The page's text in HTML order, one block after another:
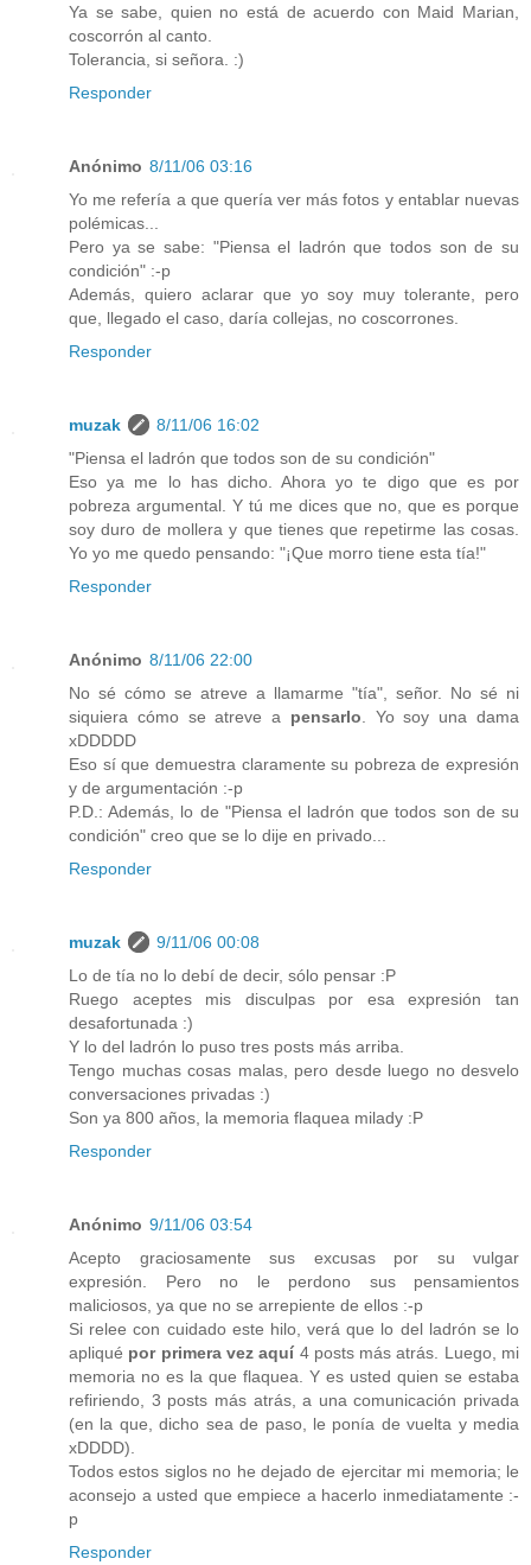
Ya se sabe, quien no está de acuerdo con Maid Marian,
coscorrón al canto.
Tolerancia, si señora. :)
Responder
Anónimo 8/11/06 03:16
Yo me refería a que quería ver más fotos y entablar nuevas
polémicas...
Pero ya se sabe: "Piensa el ladrón que todos son de su
condición" :-p
Además, quiero aclarar que yo soy muy tolerante, pero
que, llegado el caso, daría collejas, no coscorrones.
Responder
muzak
8/11/06 16:02
"Piensa el ladrón que todos son de su condición"
Eso ya me lo has dicho. Ahora yo te digo que es por
pobreza argumental. Y tú me dices que no, que es porque
soy duro de mollera y que tienes que repetirme las cosas.
Yo yo me quedo pensando: "¡Que morro tiene esta tía!"
Responder
Anónimo 8/11/06 22:00
No sé cómo se atreve a llamarme "tía", señor. No sé ni
siquiera cómo se atreve a pensarlo. Yo soy una dama
xDDDDD
Eso sí que demuestra claramente su pobreza de expresión
y de argumentación :-p
P.D.: Además, lo de "Piensa el ladrón que todos son de su
condición" creo que se lo dije en privado...
Responder
muzak
9/11/06 00:08
Lo de tía no lo debí de decir, sólo pensar :P
Ruego aceptes mis disculpas por esa expresión tan
desafortunada :)
Y lo del ladrón lo puso tres posts más arriba.
Tengo muchas cosas malas, pero desde luego no desvelo
conversaciones privadas :)
Son ya 800 años, la memoria flaquea milady :P
Responder
Anónimo 9/11/06 03:54
Acepto graciosamente sus excusas por su vulgar
expresión. Pero no le perdono sus pensamientos
maliciosos, ya que no se arrepiente de ellos :-p
Si relee con cuidado este hilo, verá que lo del ladrón se lo
apliqué por primera vez aquí 4 posts más atrás. Luego, mi
memoria no es la que flaquea. Y es usted quien se estaba
refiriendo, 3 posts más atrás, a una comunicación privada
(en la que, dicho sea de paso, le ponía de vuelta y media
xDDDD).
Todos estos siglos no he dejado de ejercitar mi memoria; le
aconsejo a usted que empiece a hacerlo inmediatamente :-
p
Responder